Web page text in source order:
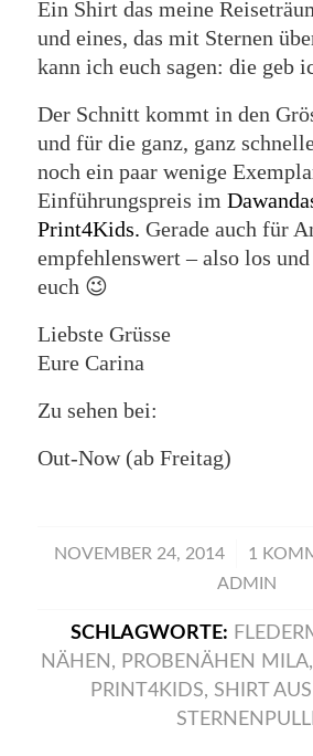
Ein Shirt das meine
und eines, das mit Sternen
kann ich euch sagen: die geb
Der Schnitt kommt in den
und für die ganz, ganz
noch ein paar wenige
Einführungspreis im
Print4Kids. Gerade auch für
empfehlenswert – also los und
euch 😉
Liebste Grüsse
Eure Carina
Zu sehen bei:
Out-Now (ab Freitag)
NOVEMBER 24, 2014
/ 1
ADMIN
SCHLAGWORTE:
NÄHEN , PROBENÄHEN MILA,
PRINT4KIDS, SHIRT
STERNENPULLI